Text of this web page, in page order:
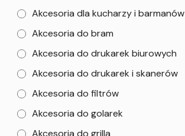
Akcesoria dla kucharzy i barmanów
Akcesoria do bram
Akcesoria do drukarek biurowych
Akcesoria do drukarek i skanerów
Akcesoria do filtrów
Akcesoria do golarek
Akcesoria do grilla